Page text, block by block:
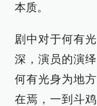
本质。
剧中对于何有
深，演员的演
何有光身为地
在焉，一到斗